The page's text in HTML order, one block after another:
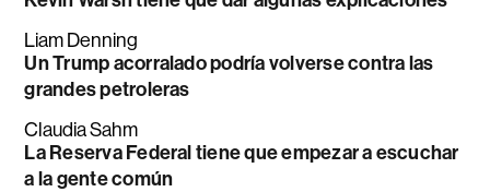
Liam Denning
Un Trump acorralado podría volverse contra las
grandes petroleras
Claudia Sahm
La Reserva Federal tiene que empezar a escuchar
a la gente común